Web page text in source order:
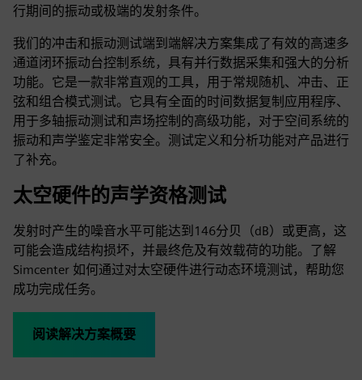
行期间的振动或极端的发射条件。
我们的冲击和振动测试端到端解决方案集成了有效的高速多
通道闭环振动台控制系统，具有并行数据采集和强大的分析
功能。它是一款非常直观的工具，用于常规随机、冲击、正
弦和组合模式测试。它具有全面的时间数据复制应用程序、
用于多轴振动测试和声场控制的高级功能，对于空间系统的
振动和声学鉴定非常安全。测试定义和分析功能对产品进行
了补充。
太空硬件的声学资格测试
发射时产生的噪音水平可能达到146分贝（dB）或更高，这
可能会造成结构损坏，并最终危及有效载荷的功能。了解
Simcenter 如何通过对太空硬件进行动态环境测试，帮助您
成功完成任务。
阅读解决方案概要